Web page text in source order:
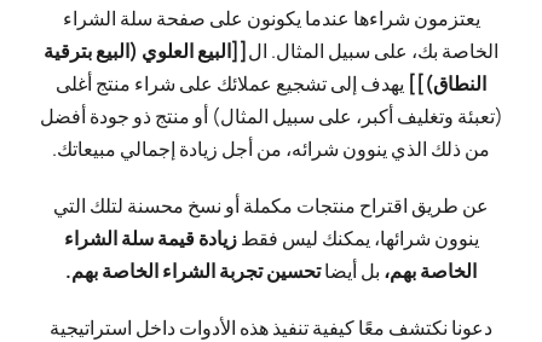
يعتزمون شراءها عندما يكونون على صفحة سلة الشراء
الخاصة بك، على سبيل المثال. ال [[البيع العلوي (البيع بترقية
النطاق)]] يهدف إلى تشجيع عملائك على شراء منتج أغلى
(تعبئة وتغليف أكبر، على سبيل المثال) أو منتج ذو جودة أفضل
من ذلك الذي ينوون شرائه، من أجل زيادة إجمالي مبيعاتك.
عن طريق اقتراح منتجات مكملة أو نسخ محسنة لتلك التي
ينوون شرائها، يمكنك ليس فقطزيادة قيمة سلة الشراء
الخاصة بهم، بل أيضاتحسين تجربة الشراء الخاصة بهم.
دعونا نكتشف معًا كيفية تنفيذ هذه الأدوات داخل استراتيجية